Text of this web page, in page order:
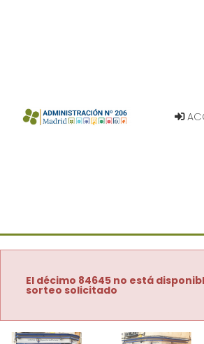
El décimo 84645 no está
sorteo solicitado